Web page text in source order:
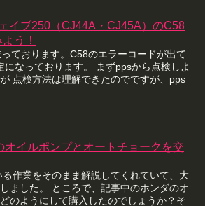
イブ250（CJ44A・CJ45A）のC58
う！
ております。C58のエラーコードが出て
になっております。 まずppsから点検しよ
点検方法は理解できたのでですが、pps
オイルポンプとオートチョークを交
作業をそのまま解説してくれていて、大
ました。 ところで、記事中のホンダのオ
のようにして購入したのでしょうか？そ